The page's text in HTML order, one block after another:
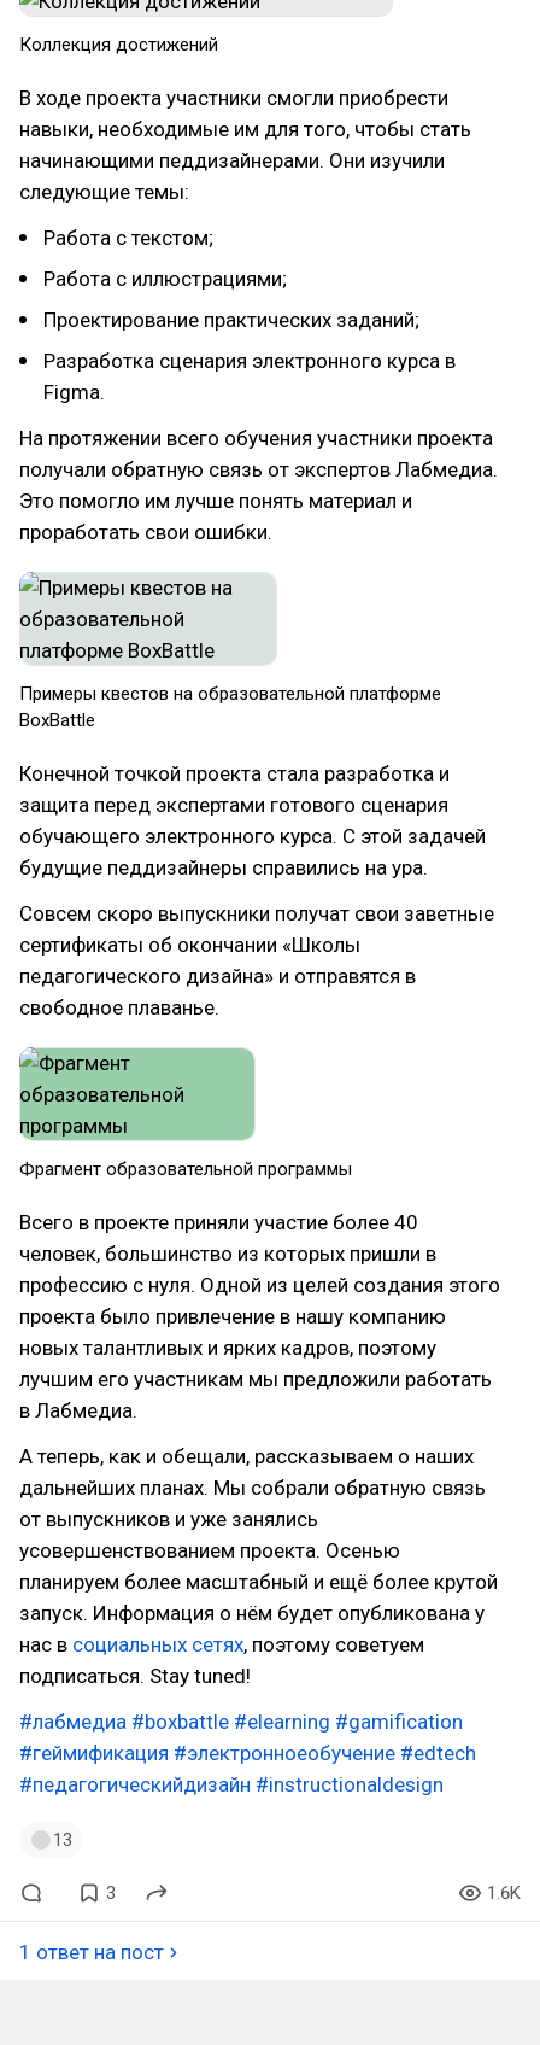
Коллекция достижений
В ходе проекта участники смогли приобрести
навыки, необходимые им для того, чтобы стать
начинающими педдизайнерами. Они изучили
следующие темы:
Работа с текстом;
Работа с иллюстрациями;
Проектирование практических заданий;
Разработка сценария электронного курса в
Figma.
На протяжении всего обучения участники проекта
получали обратную связь от экспертов Лабмедиа.
Это помогло им лучше понять материал и
проработать свои ошибки.
Примеры квестов на образовательной платформе
BoxBattle
Конечной точкой проекта стала разработка и
защита перед экспертами готового сценария
обучающего электронного курса. С этой задачей
будущие педдизайнеры справились на ура.
Совсем скоро выпускники получат свои заветные
сертификаты об окончании «Школы
педагогического дизайна» и отправятся в
свободное плаванье.
Фрагмент образовательной программы
Всего в проекте приняли участие более 40
человек, большинство из которых пришли в
профессию с нуля. Одной из целей создания этого
проекта было привлечение в нашу компанию
новых талантливых и ярких кадров, поэтому
лучшим его участникам мы предложили работать
в Лабмедиа.
А теперь, как и обещали, рассказываем о наших
дальнейших планах. Мы собрали обратную связь
от выпускников и уже занялись
усовершенствованием проекта. Осенью
планируем более масштабный и ещё более крутой
запуск. Информация о нём будет опубликована у
нас в социальных сетях, поэтому советуем
подписаться. Stay tuned!
#лабмедиа #boxbattle #elearning #gamification
#геймификация #электронноеобучение #edtech
#педагогическийдизайн #instructionaldesign
13
3 1.6K
1 ответ на пост